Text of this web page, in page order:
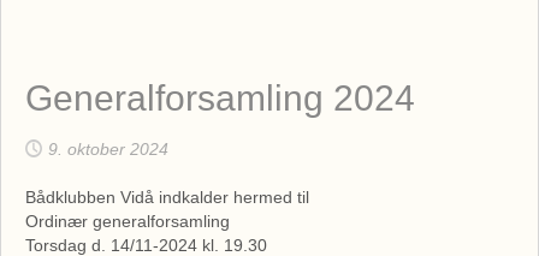
Generalforsamling 2024
9. oktober 2024
Bådklubben Vidå indkalder hermed til
Ordinær generalforsamling
Torsdag d. 14/11-2024 kl. 19.30